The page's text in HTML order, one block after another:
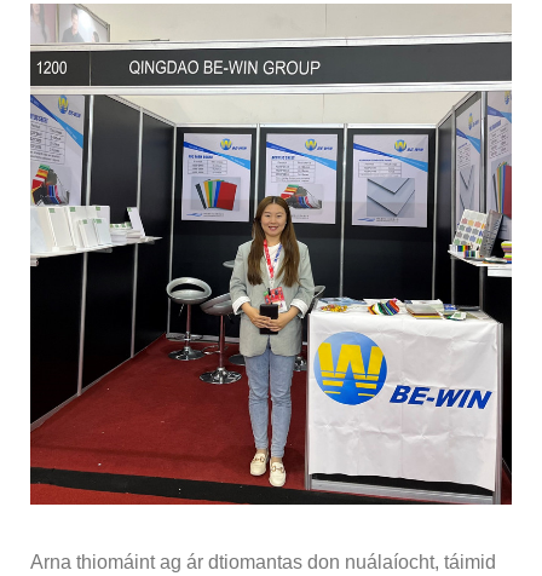
Arna thiomáint ag ár dtiomantas don nuálaíocht, táimid